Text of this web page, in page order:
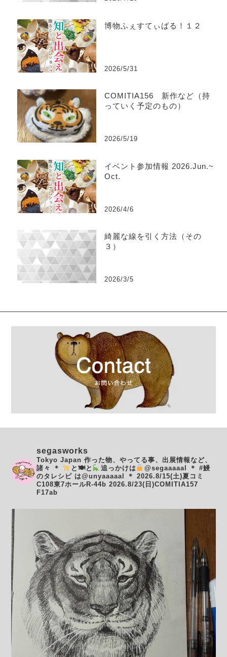
博物ふぇすてぃばる！１２
2026/5/31
COMITIA156 新作など（持
っていく予定のもの）
2026/5/19
イベント参加情報 2026.Jun.~
Oct.
2026/4/6
綺麗な線を引く方法（その
３）
2026/3/5
segasworks
Tokyo Japan 作った物、やってる事、出展情報など、
諸々
＊ と🍽と 追っかけは @segaaaaal ＊ #鰻
のタレシピ は@unyaaaaal
＊ 2026.8/15(土)夏コミ
C108東7ホールR-44b 2026.8/23(日)COMITIA157
F17ab